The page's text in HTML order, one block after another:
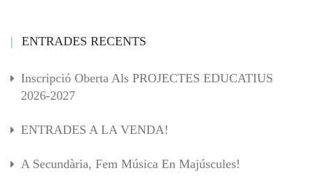
ENTRADES RECENTS
Inscripció Oberta Als PROJECTES EDUCATIUS
2026-2027
ENTRADES A LA VENDA!
A Secundària, Fem Música En Majúscules!